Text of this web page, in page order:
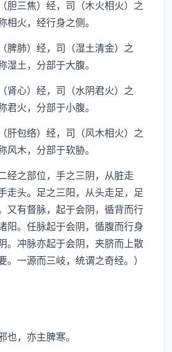
三焦）经，司（木火相火）之
火，经行身之侧。
肺）经，司（湿土清金）之
土，分部于大腹。
心）经，司（水阴君火）之
火，分部于小腹。
包络）经，司（风木相火）之
木，分部于软胁。
之部位，手之三阴，从脏走
走头。足之三阳，从头走足，足
又有督脉，起于会阴，循背而行
阳。任脉起于会阴，循腹而行身
。冲脉亦起于会阴，夹脐而上散
。一源而三岐，统谓之奇经。）
，亦主脾寒。